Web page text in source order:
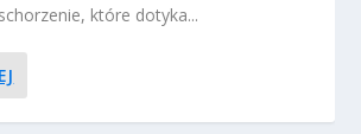
które dotyka...